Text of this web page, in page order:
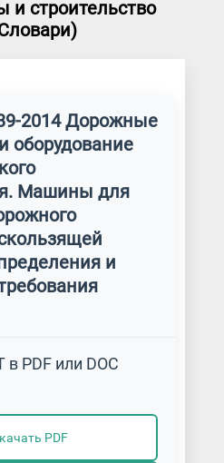
и строительство
2014 Дорожные
оборудование
Машины для
и
PDF или DOC
PDF